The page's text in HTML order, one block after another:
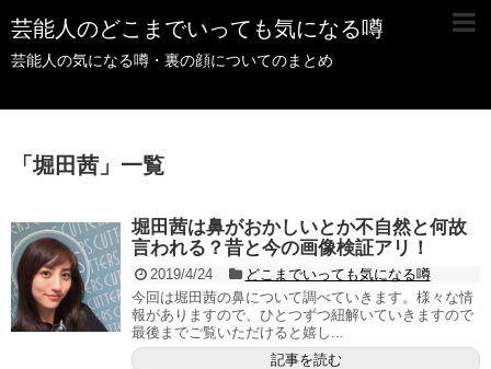
芸能人のどこまでいっても気になる噂
芸能人の気になる噂・裏の顔についてのまとめ
「堀田茜 」 一覧
堀田茜は鼻がおかしいとか不自然と何故
言われる？昔と今の画像検証アリ！
2019/4/24
どこまでいっても気になる噂
今回は堀田茜の鼻について調べていきます。様々な情
報がありますので、ひとつずつ紐解いていきますので
最後までご覧いただけると嬉し...
記事を読む